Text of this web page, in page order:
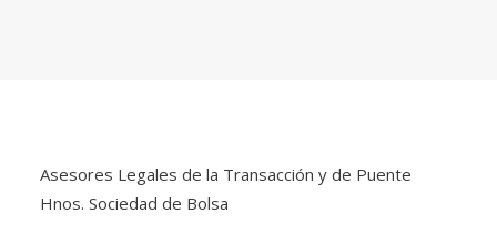
Asesores Legales de la Transacción y de Puente
Hnos. Sociedad de Bolsa